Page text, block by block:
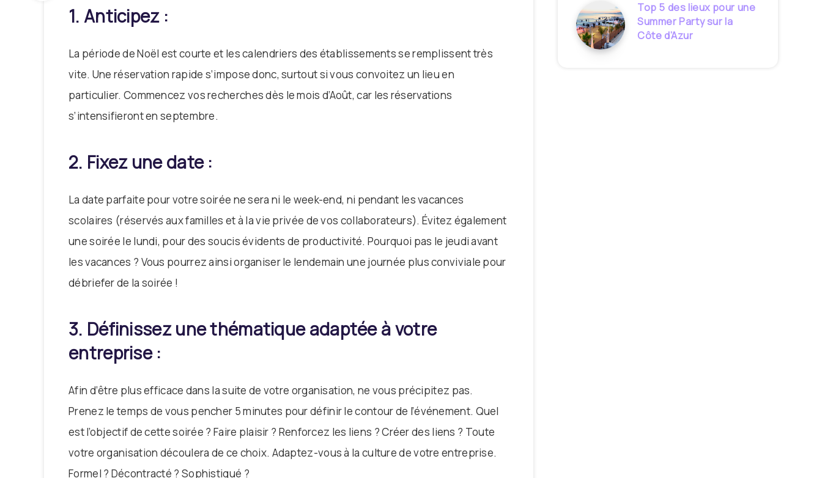
1. Anticipez :
La période de Noël est courte et les calendriers des établissements se remplissent très
vite. Une réservation rapide s’impose donc, surtout si vous convoitez un lieu en
particulier. Commencez vos recherches dès le mois d’Août, car les réservations
s’intensifieront en septembre.
2. Fixez une date :
La date parfaite pour votre soirée ne sera ni le week-end, ni pendant les vacances
scolaires (réservés aux familles et à la vie privée de vos collaborateurs). Évitez également
une soirée le lundi, pour des soucis évidents de productivité. Pourquoi pas le jeudi avant
les vacances ? Vous pourrez ainsi organiser le lendemain une journée plus conviviale pour
débriefer de la soirée !
3. Définissez une thématique adaptée à votre
entreprise :
Afin d’être plus efficace dans la suite de votre organisation, ne vous précipitez pas.
Prenez le temps de vous pencher 5 minutes pour définir le contour de l’événement. Quel
est l’objectif de cette soirée ? Faire plaisir ? Renforcez les liens ? Créer des liens ? Toute
votre organisation découlera de ce choix. Adaptez-vous à la culture de votre entreprise.
Formel ? Décontracté ? Sophistiqué ?
Top 5 des lieux pour une
Summer Party sur la
Côte d’Azur